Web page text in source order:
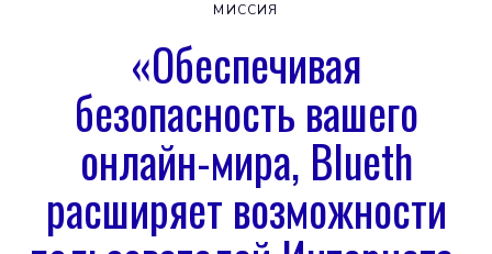
МИССИЯ
«Обеспечивая
безопасность вашего
онлайн-мира, Blueth
расширяет возможности